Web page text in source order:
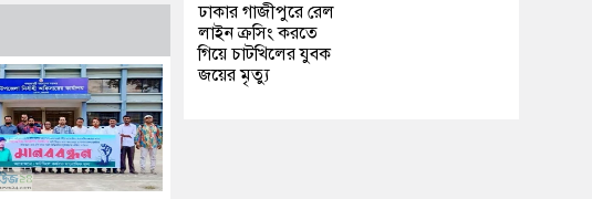
ঢাকার গাজীপুরে রেল
লাইন ক্রসিং করতে
গিয়ে চাটখিলের যুবক
জয়ের মৃত্যু